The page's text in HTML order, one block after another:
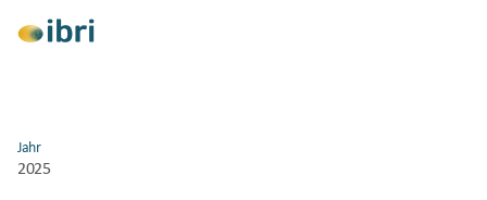
Alle anzeigen
Jahr
2025